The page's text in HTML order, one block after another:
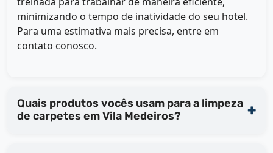
minimizando o tempo de inatividade do seu hotel.
Para uma estimativa mais precisa, entre em
contato conosco.
Quais produtos vocês usam para a limpeza
de carpetes em Vila Medeiros?